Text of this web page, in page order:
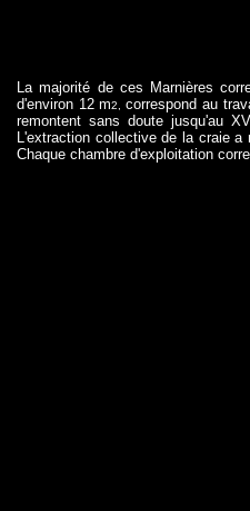
La majorité de ces Marnières
d'environ 12 m2,correspond au
remontent sans doute jusqu'au
L'extraction collective de la craie
Chaque chambre d'exploitation